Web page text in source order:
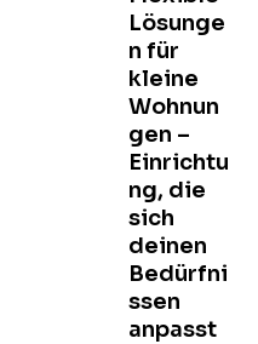
Lösunge
n für
kleine
Wohnun
gen –
Einrichtu
ng, die
sich
deinen
Bedürfni
ssen
anpasst